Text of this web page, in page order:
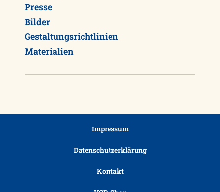
Presse
Bilder
Gestaltungsrichtlinien
Materialien
Impressum
Datenschutzerklärung
Kontakt